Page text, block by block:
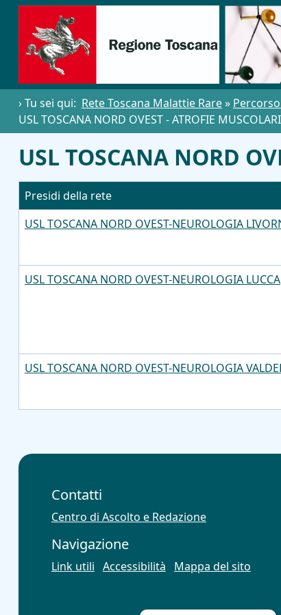
› Tu sei qui: Rete Toscana Malattie Rare»
USL TOSCANA NORD OVEST - ATROFIE
USL TOSCANA NORD
Presidi della rete
USL TOSCANA NORD OVEST-NEUROLOGIA
USL TOSCANA NORD OVEST-NEUROLOGIA LUCCA
USL TOSCANA NORD OVEST-NEUROLOGIA
Contatti
Centro di Ascolto e Redazione
Navigazione
Link utili Accessibilità Mappa del sito